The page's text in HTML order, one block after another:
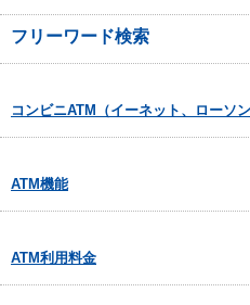
フリーワード検索
コンビニATM（イーネット、ローソ
ATM機能
ATM利用料金